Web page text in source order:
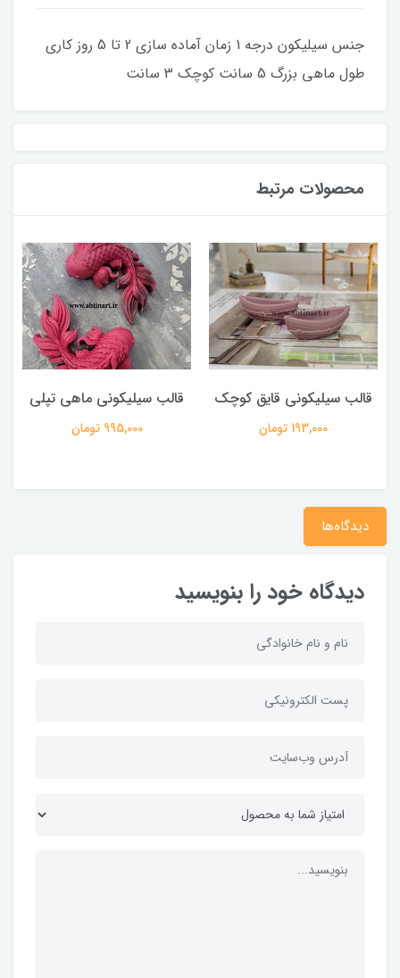
جنس سیلیکون درجه 1 زمان آماده سازی 2 تا 5 روز کاری
طول ماهی بزرگ 5 سانت کوچک 3 سانت
محصولات مرتبط
قالب سیلیکونی قایق کوچک
193,000 تومان
قالب سیلیکونی ماهی تپلی
995,000 تومان
دیدگاه‌ها
دیدگاه خود را بنویسید